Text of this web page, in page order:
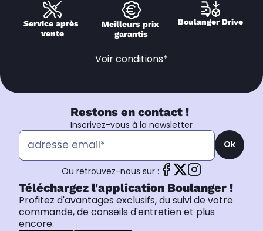
Service après
vente
Meilleurs prix
garantis
Boulanger Drive
Voir conditions*
Restons en contact !
Inscrivez-vous à la newsletter
Ok
Ou retrouvez-nous sur :
Téléchargez l'application Boulanger !
Profitez d'avantages exclusifs, du suivi de votre
commande, de conseils d'entretien et plus
encore.